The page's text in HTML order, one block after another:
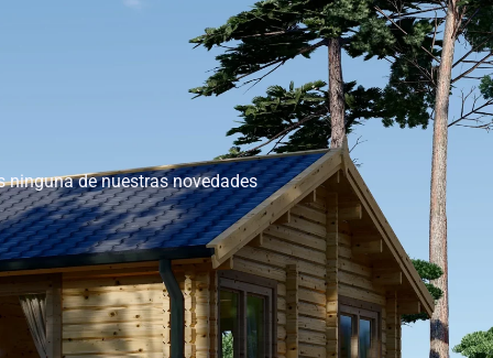
ninguna de nuestras novedades